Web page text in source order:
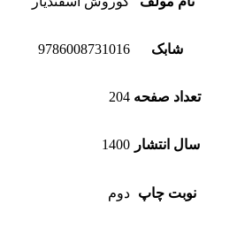
شابک 9786008731016
تعداد صفحه 204
سال انتشار 1400
نوبت چاپ دوم